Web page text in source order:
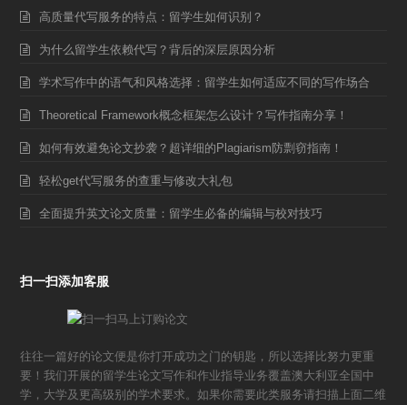
高质量代写服务的特点：留学生如何识别？
为什么留学生依赖代写？背后的深层原因分析
学术写作中的语气和风格选择：留学生如何适应不同的写作场合
Theoretical Framework概念框架怎么设计？写作指南分享！
如何有效避免论文抄袭？超详细的Plagiarism防剽窃指南！
轻松get代写服务的查重与修改大礼包
全面提升英文论文质量：留学生必备的编辑与校对技巧
扫一扫添加客服
往往一篇好的论文便是你打开成功之门的钥匙，所以选择比努力更重
要！我们开展的留学生论文写作和作业指导业务覆盖澳大利亚全国中
学，大学及更高级别的学术要求。如果你需要此类服务请扫描上面二维